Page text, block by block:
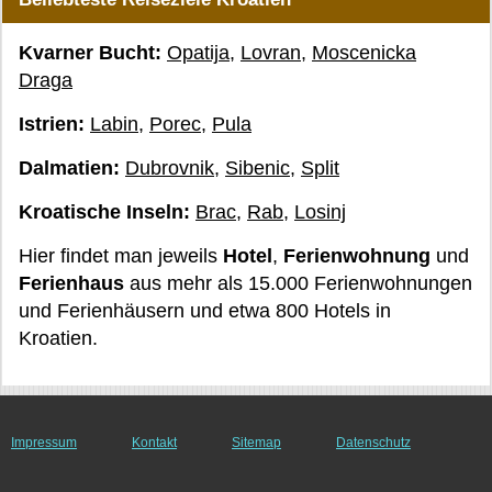
Kvarner Bucht: Opatija, Lovran, Moscenicka
Draga
Istrien: Labin, Porec, Pula
Dalmatien: Dubrovnik, Sibenic, Split
Kroatische Inseln: Brac, Rab, Losinj
Hier findet man jeweils Hotel, Ferienwohnung und
Ferienhaus aus mehr als 15.000 Ferienwohnungen
und Ferienhäusern und etwa 800 Hotels in
Kroatien.
Impressum Kontakt Sitemap Datenschutz